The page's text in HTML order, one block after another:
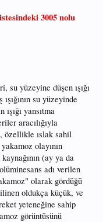
3005 nolu
su yüzeyine düşen ışığı
su yüzeyinde
yansıtma
aracılığıyla
özellikle ıslak sahil
olayının
(ay ya da
adı verilen
olarak gördüğü
oldukça küçük, ve
yeteneğine sahip
görüntüsünü